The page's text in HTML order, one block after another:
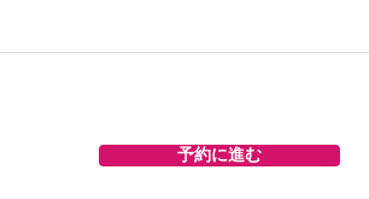
予約に進む